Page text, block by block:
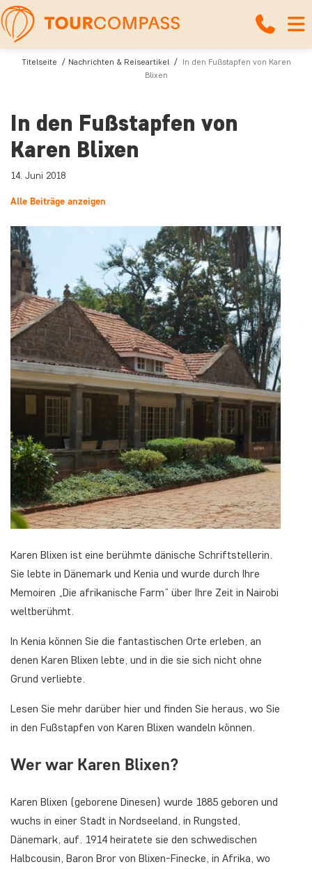
Titelseite Nachrichten & Reiseartikel
In den Fußstapfen von Karen
Blixen
In den Fußstapfen von
Karen Blixen
14. Juni 2018
Alle Beiträge anzeigen
Karen Blixen ist eine berühmte dänische Schriftstellerin.
Sie lebte in Dänemark und Kenia und wurde durch Ihre
Memoiren „Die afrikanische Farm“ über Ihre Zeit in Nairobi
weltberühmt.
In Kenia können Sie die fantastischen Orte erleben, an
denen Karen Blixen lebte, und in die sie sich nicht ohne
Grund verliebte.
Lesen Sie mehr darüber hier und finden Sie heraus, wo Sie
in den Fußstapfen von Karen Blixen wandeln können.
Wer war Karen Blixen?
Karen Blixen (geborene Dinesen) wurde 1885 geboren und
wuchs in einer Stadt in Nordseeland, in Rungsted,
Dänemark, auf. 1914 heiratete sie den schwedischen
Halbcousin, Baron Bror von Blixen-Finecke, in Afrika, wo